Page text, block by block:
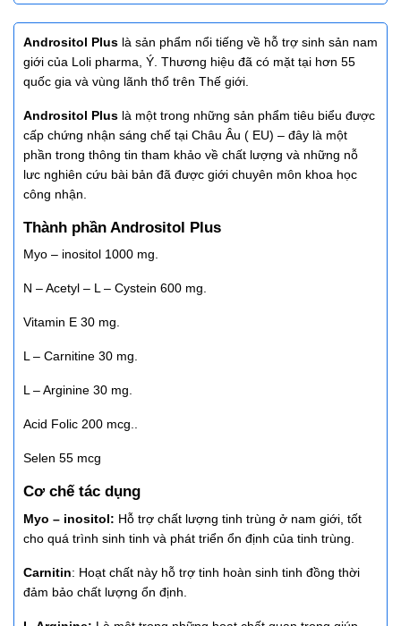
Andrositol Plus là sản phẩm nổi tiếng về hỗ trợ sinh sản nam
giới của Loli pharma, Ý. Thương hiệu đã có mặt tại hơn 55
quốc gia và vùng lãnh thổ trên Thế giới.
Andrositol Plus là một trong những sản phẩm tiêu biểu được
cấp chứng nhận sáng chế tại Châu Âu ( EU) – đây là một
phần trong thông tin tham khảo về chất lượng và những nỗ
lưc nghiên cứu bài bản đã được giới chuyên môn khoa học
công nhận.
Thành phần Andrositol Plus
Myo – inositol 1000 mg.
N – Acetyl – L – Cystein 600 mg.
Vitamin E 30 mg.
L – Carnitine 30 mg.
L – Arginine 30 mg.
Acid Folic 200 mcg..
Selen 55 mcg
Cơ chế tác dụng
Myo – inositol: Hỗ trợ chất lượng tinh trùng ở nam giới, tốt
cho quá trình sinh tinh và phát triển ổn định của tinh trùng.
Carnitin: Hoạt chất này hỗ trợ tinh hoàn sinh tinh đồng thời
đảm bảo chất lượng ổn định.